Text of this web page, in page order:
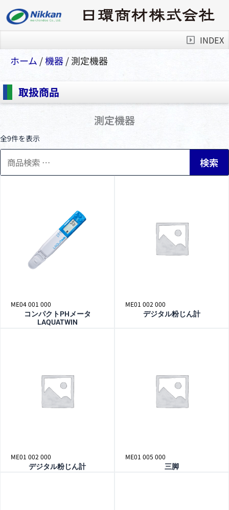
INDEX
ホーム /機器/ 測定機器
取扱商品
測定機器
全9件を表示
検
索
対
検索
ME04 001 000
コンパクトPHメータ
LAQUATWIN
ME01 002 000
デジタル粉じん計
ME01 002 000
デジタル粉じん計
ME01 005 000
三脚